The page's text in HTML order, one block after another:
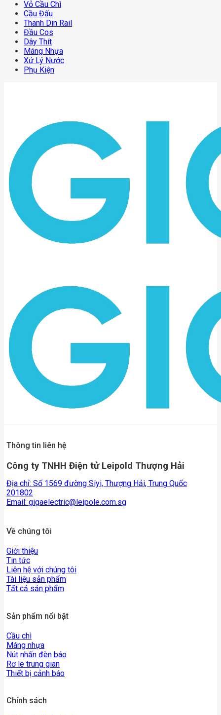
Vỏ Cầu Chì
Cầu Đấu
Thanh Din Rail
Đầu Cos
Dây Thít
Máng Nhựa
Xử Lý Nước
Phụ Kiện
Thông tin liên hệ
Công ty TNHH Điện tử Leipold Thượng Hải
Địa chỉ: Số 1569 đường Siyi, Thượng Hải, Trung Quốc
201802
Email: gigaelectric@leipole.com.sg
Về chúng tôi
Giới thiệu
Tin tức
Liên hệ với chúng tôi
Tài liệu sản phẩm
Tất cả sản phẩm
Sản phẩm nổi bật
Cầu chì
Máng nhựa
Nút nhấn đèn báo
Rơ le trung gian
Thiết bị cảnh báo
Chính sách